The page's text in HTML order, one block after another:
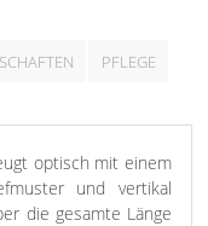
PFLEGE
optisch mit einem
und vertikal
die gesamte Länge